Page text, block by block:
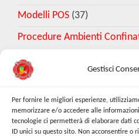
Gestisci
Per fornire le migliori esperienze,
memorizzare e/o accedere alle
tecnologie ci permetterà di elaborare dati
ID unici su questo sito. Non acconsentire o
Modelli POS (37)
Procedure Ambienti
Richiedi Modello